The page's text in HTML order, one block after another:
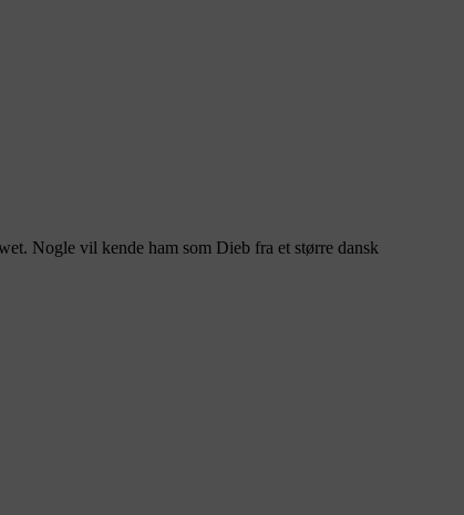
Nogle vil kende ham som Dieb fra et større dansk